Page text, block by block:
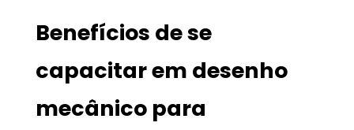
Benefícios de se
capacitar em desenho
mecânico para